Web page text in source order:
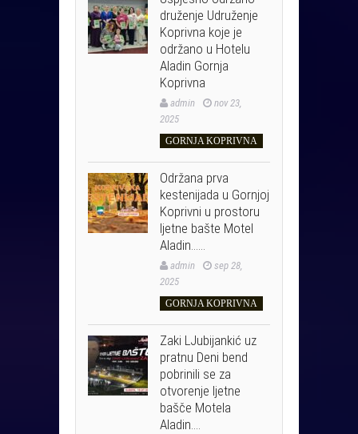
druženje Udruženje
Koprivna koje je
održano u Hotelu
Aladin Gornja
Koprivna
admin
nov 23,
2025
GORNJA KOPRIVNA
Održana prva
kestenijada u Gornjoj
Koprivni u prostoru
ljetne bašte Motel
Aladin……
admin
sep 28,
2025
GORNJA KOPRIVNA
Zaki LJubijankić uz
pratnu Deni bend
pobrinili se za
otvorenje ljetne
bašče Motela
Aladin….